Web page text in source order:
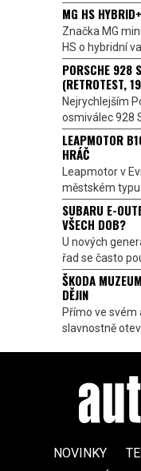
MG HS
Značka MG
HS o hybridní
PORSCHE 928
(RETROTEST,
Nejrychlejším
osmiválec 928
LEAPMOTOR
HRÁČ
Leapmotor v
městském typu
SUBARU E-
VŠECH DOB?
U nových
řad se často
ŠKODA
DĚJIN
Přímo ve svém
slavnostně
NOVINKY